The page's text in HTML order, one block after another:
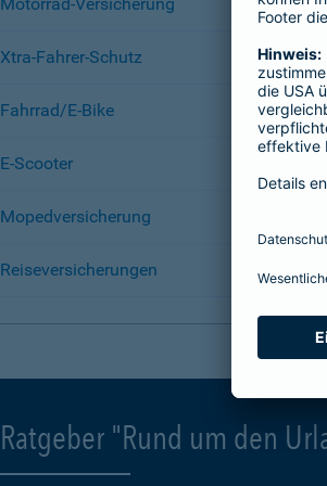
Xtra-Fahrer-Schutz
Fahrrad/E-Bike
E-Scooter
Mopedversicherung
Reiseversicherungen
Ratgeber "Rund um den